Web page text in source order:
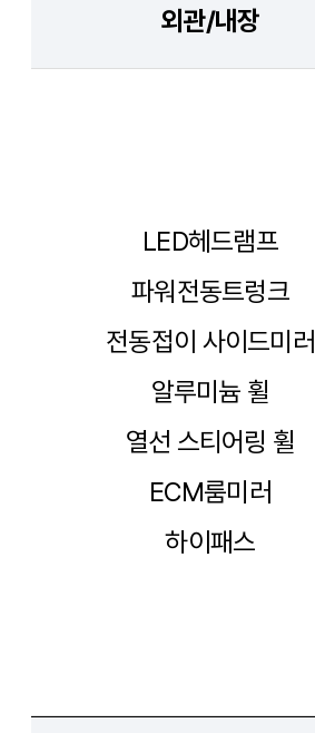
외관/내장
LED헤드램프
파워전동트렁크
전동접이 사이드미러
알루미늄 휠
열선 스티어링 휠
ECM룸미러
하이패스